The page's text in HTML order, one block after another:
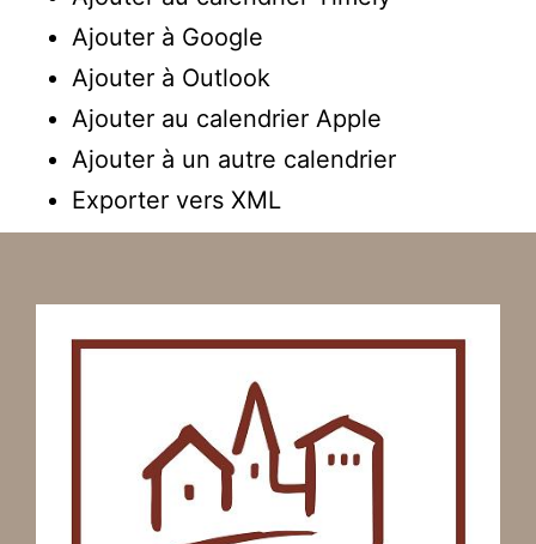
Ajouter à Google
Ajouter à Outlook
Ajouter au calendrier Apple
Ajouter à un autre calendrier
Exporter vers XML